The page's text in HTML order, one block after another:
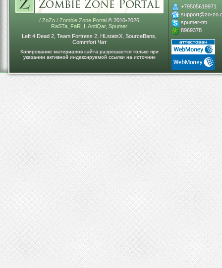
/.ZoZo./ Zombie Zone Portal © 2010-2026
RaSTa_FaR_I AntiQar, Spumer
Left 4 Dead 2, Team Fortress 2, HLstatsX, SourceBans,
Commfort Чат
Копирование материалов сайта разрешается только при
указании активной индексируемой ссылки на источник
+79505619971
support@zo-
spumer-tm
8969378